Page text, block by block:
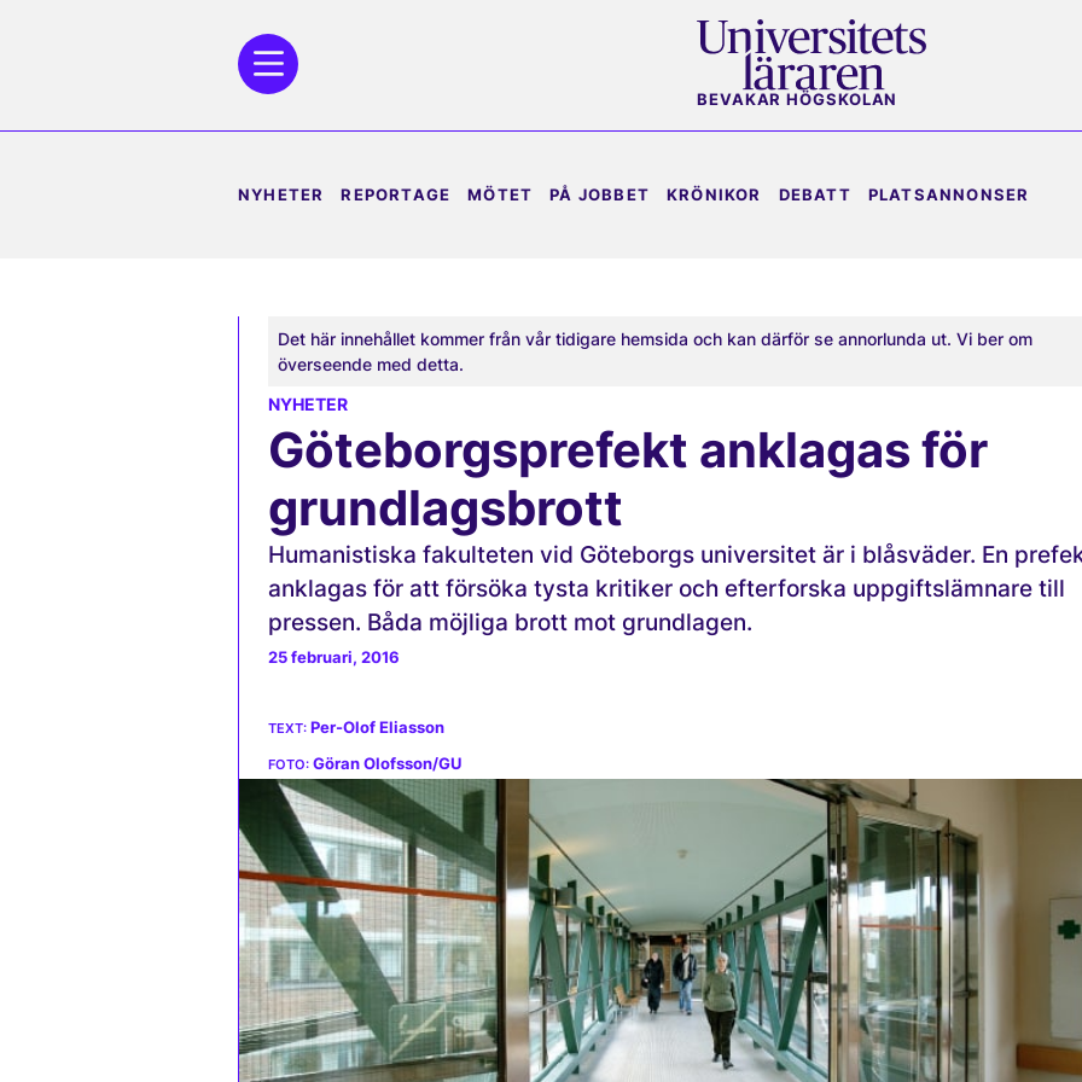
BEVAKAR HÖGSKOLAN
NYHETER REPORTAGE MÖTET PÅ JOBBET KRÖNIKOR DEBATT PLATSANNONSER
Det här innehållet kommer från vår tidigare hemsida och kan därför se annorlunda ut. Vi ber om
överseende med detta.
NYHETER
Göteborgsprefekt anklagas för
grundlagsbrott
Humanistiska fakulteten vid Göteborgs universitet är i blåsväder. En
anklagas för att försöka tysta kritiker och efterforska uppgiftslämnare till
pressen. Båda möjliga brott mot grundlagen.
25 februari, 2016
Per-Olof Eliasson
Göran Olofsson/GU